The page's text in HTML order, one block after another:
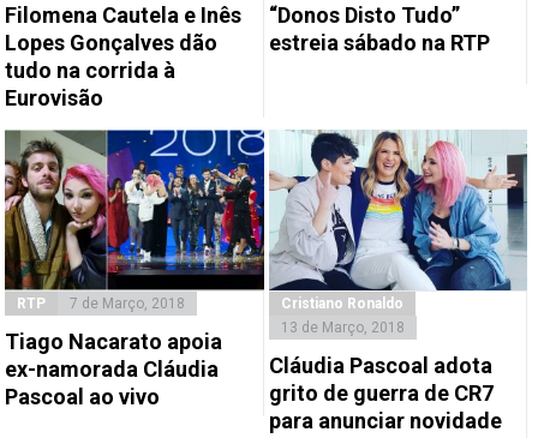
Filomena Cautela e Inês
Lopes Gonçalves dão
tudo na corrida à
Eurovisão
“Donos Disto Tudo”
estreia sábado na RTP
RTP 7 de Março, 2018
Tiago Nacarato apoia
ex-namorada Cláudia
Pascoal ao vivo
Cristiano Ronaldo
13 de Março, 2018
Cláudia Pascoal adota
grito de guerra de CR7
para anunciar novidade